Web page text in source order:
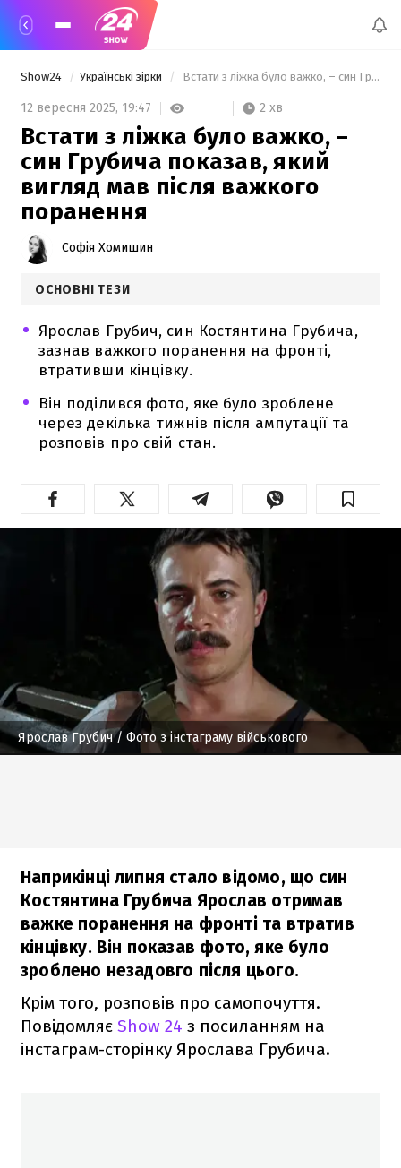
Show24 Українські зірки Встати з ліжка було важко, – син Грубича показав, який вигляд мав після важкого поранення
12 вересня 2025, 19:47 2 хв
Встати з ліжка було важко, –
син Грубича показав, який
вигляд мав після важкого
поранення
Софія Хомишин
ОСНОВНІ ТЕЗИ
Ярослав Грубич, син Костянтина Грубича,
зазнав важкого поранення на фронті,
втративши кінцівку.
Він поділився фото, яке було зроблене
через декілька тижнів після ампутації та
розповів про свій стан.
Ярослав Грубич/ Фото з інстаграму військового
Наприкінці липня стало відомо, що син
Костянтина Грубича Ярослав отримав
важке поранення на фронті та втратив
кінцівку. Він показав фото, яке було
зроблено незадовго після цього.
Крім того, розповів про самопочуття.
Повідомляє Show 24 з посиланням на
інстаграм-сторінку Ярослава Грубича.